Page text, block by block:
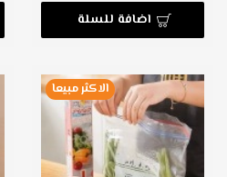
اضافة للسلة
الاكثر مبيعا